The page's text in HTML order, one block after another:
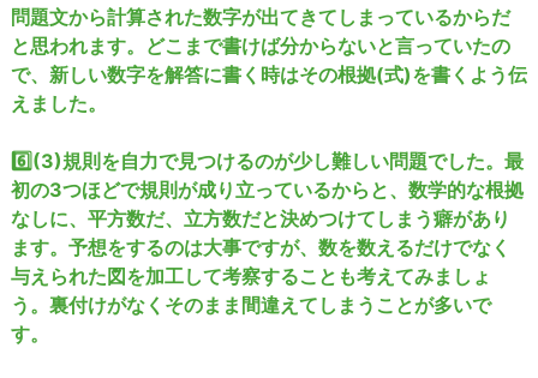
問題文から計算された数字が出てきてしまっているからだ
と思われます。どこまで書けば分からないと言っていたの
で、新しい数字を解答に書く時はその根拠(式)を書くよう伝
えました。
6️⃣(3)規則を自力で見つけるのが少し難しい問題でした。最
初の3つほどで規則が成り立っているからと、数学的な根拠
なしに、平方数だ、立方数だと決めつけてしまう癖があり
ます。予想をするのは大事ですが、数を数えるだけでなく
与えられた図を加工して考察することも考えてみましょ
う。裏付けがなくそのまま間違えてしまうことが多いで
す。